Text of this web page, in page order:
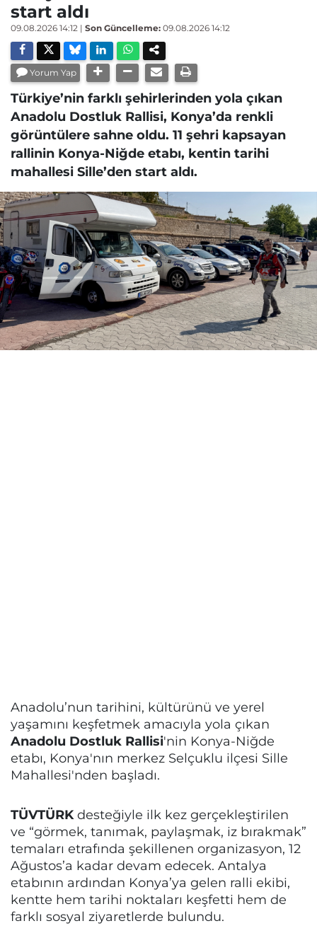
start aldı
09.08.2026 14:12 | Son Güncelleme: 09.08.2026 14:12
Yorum Yap
Türkiye’nin farklı şehirlerinden yola çıkan
Anadolu Dostluk Rallisi, Konya’da renkli
görüntülere sahne oldu. 11 şehri kapsayan
rallinin Konya-Niğde etabı, kentin tarihi
mahallesi Sille’den start aldı.
Anadolu’nun tarihini, kültürünü ve yerel
yaşamını keşfetmek amacıyla yola çıkan
Anadolu Dostluk Rallisi'nin Konya-Niğde
etabı, Konya'nın merkez Selçuklu ilçesi Sille
Mahallesi'nden başladı.
TÜVTÜRK desteğiyle ilk kez gerçekleştirilen
ve “görmek, tanımak, paylaşmak, iz bırakmak”
temaları etrafında şekillenen organizasyon, 12
Ağustos’a kadar devam edecek. Antalya
etabının ardından Konya’ya gelen ralli ekibi,
kentte hem tarihi noktaları keşfetti hem de
farklı sosyal ziyaretlerde bulundu.